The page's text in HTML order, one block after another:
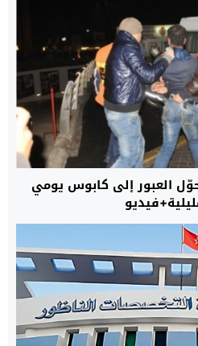
العبور إلى كابوس يومي